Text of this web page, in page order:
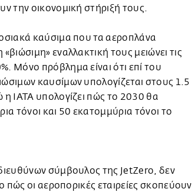
την οικονομική στήριξή τους.
καύσιμα που τα αεροπλάνα
εναλλακτική τους μειώνει τις
Μόνο πρόβλημα είναι ότι επί του
καυσίμων υπολογίζεται στους 1.5
ΙΑΤΑ υπολογίζει πώς το 2030 θα
τόνοι και 50 εκατομμύρια τόνοι το
σύμβουλος της JetZero, δεν
πώς οι αεροπορικές εταιρείες σκοπεύουν